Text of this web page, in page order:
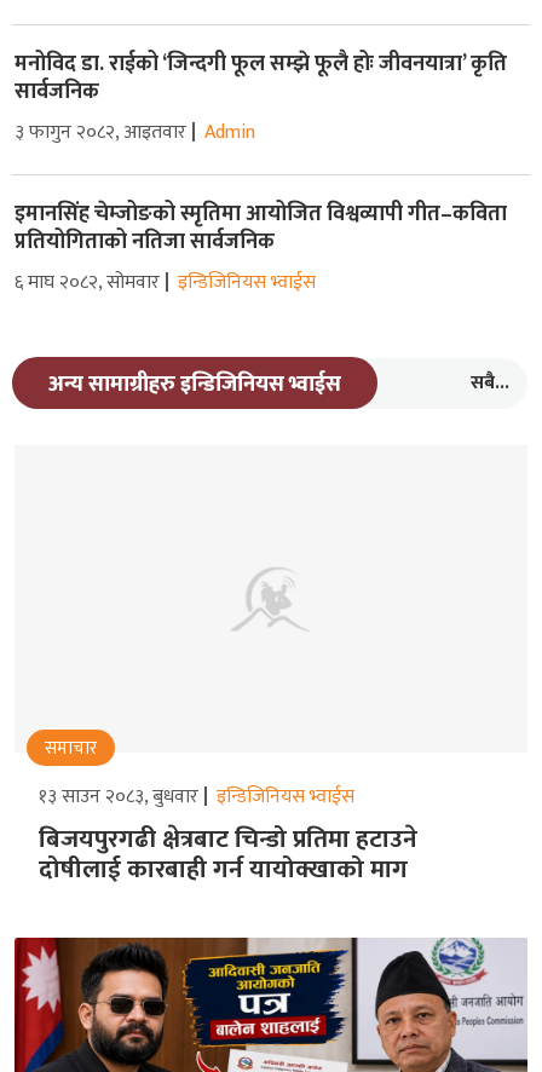
मनोविद डा. राईको ‘जिन्दगी फूल सम्झे फूलै होः जीवनयात्रा’ कृति
सार्वजनिक
३ फागुन २०८२, आइतवार Admin
इमानसिंह चेम्जोङको स्मृतिमा आयोजित विश्वव्यापी गीत–कविता
प्रतियोगिताको नतिजा सार्वजनिक
६ माघ २०८२, सोमवार इन्डिजिनियस भ्वाईस
अन्य सामाग्रीहरु इन्डिजिनियस भ्वाईस सबै...
समाचार
१३ साउन २०८३, बुधवार इन्डिजिनियस भ्वाईस
बिजयपुरगढी क्षेत्रबाट चिन्डो प्रतिमा हटाउने
दोषीलाई कारबाही गर्न यायोक्खाको माग